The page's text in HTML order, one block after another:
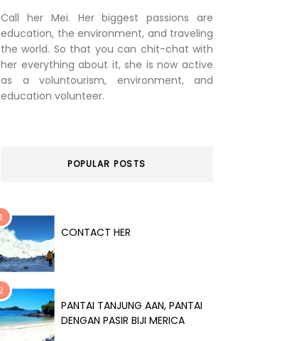
Call her Mei. Her biggest passions are
education, the environment, and traveling
the world. So that you can chit-chat with
her everything about it, she is now active
as a voluntourism, environment, and
education volunteer.
POPULAR POSTS
CONTACT HER
PANTAI TANJUNG AAN, PANTAI
DENGAN PASIR BIJI MERICA